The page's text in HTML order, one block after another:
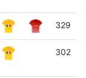
329
302